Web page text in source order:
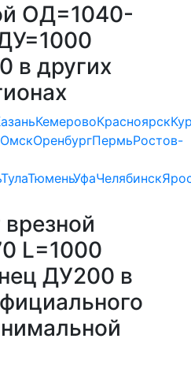
ОД=1040-
в других
КемеровоКрасноярск
ОмскОренбургПермьРостов-
ТулаТюменьУфаЧелябинск
L=1000
ДУ200 в